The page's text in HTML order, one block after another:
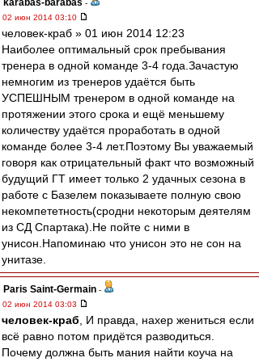
karabas-barabas -
02 июн 2014 03:10
человек-краб » 01 июн 2014 12:23
Наиболее оптимальный срок пребывания
тренера в одной команде 3-4 года.Зачастую
немногим из тренеров удаётся быть
УСПЕШНЫМ тренером в одной команде на
протяжении этого срока и ещё меньшему
количеству удаётся проработать в одной
команде более 3-4 лет.Поэтому Вы уважаемый
говоря как отрицательный факт что возможный
будущий ГТ имеет только 2 удачных сезона в
работе с Базелем показываете полную свою
некомпететность(сродни некоторым деятелям
из СД Спартака).Не пойте с ними в
унисон.Напоминаю что унисон это не сон на
унитазе.
Paris Saint-Germain -
02 июн 2014 03:03
человек-краб , И правда, нахер жениться если
всё равно потом придётся разводиться.
Почему должна быть мания найти коуча на